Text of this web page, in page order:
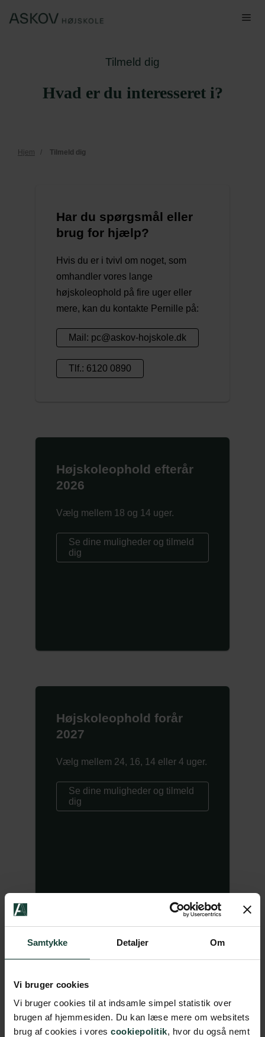
Samtykke Detaljer Om
Vi bruger cookies
Vi bruger cookies til at indsamle simpel statistik over
brugen af hjemmesiden. Du kan læse mere om websitets
brug af cookies i vores cookiepolitik, hvor du også nemt
Tilmeld dig
Hvad er du interesseret i?
Hjem / Tilmeld dig
Har du spørgsmål eller
brug for hjælp?
Hvis du er i tvivl om noget, som
omhandler vores lange
højskoleophold på fire uger eller
mere, kan du kontakte Pernille på:
Mail: pc@askov-hojskole.dk
Tlf.: 6120 0890
Højskoleophold efterår
2026
Vælg mellem 18 og 14 uger.
Se dine muligheder og tilmeld
dig
Højskoleophold forår
2027
Vælg mellem 24, 16, 14 eller 4 uger.
Se dine muligheder og tilmeld
dig
brug for hjælp?
Hvis du er i tvivl om noget, som
omhandler vores korte kurser eller